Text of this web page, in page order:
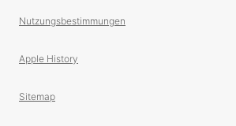
Nutzungsbestimmungen
Apple History
Sitemap